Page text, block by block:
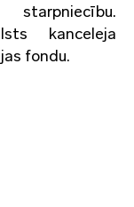
kanceleja
fondu.